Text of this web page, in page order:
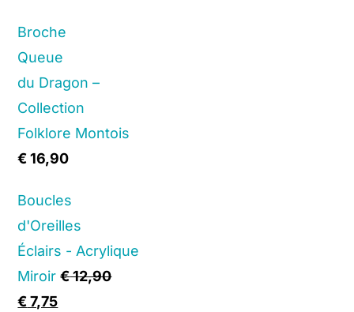
Broche
Queue
du Dragon –
Collection
Folklore Montois
€16,90
Boucles
d'Oreilles
Éclairs - Acrylique
Miroir €12,90
Original
€7,75Current